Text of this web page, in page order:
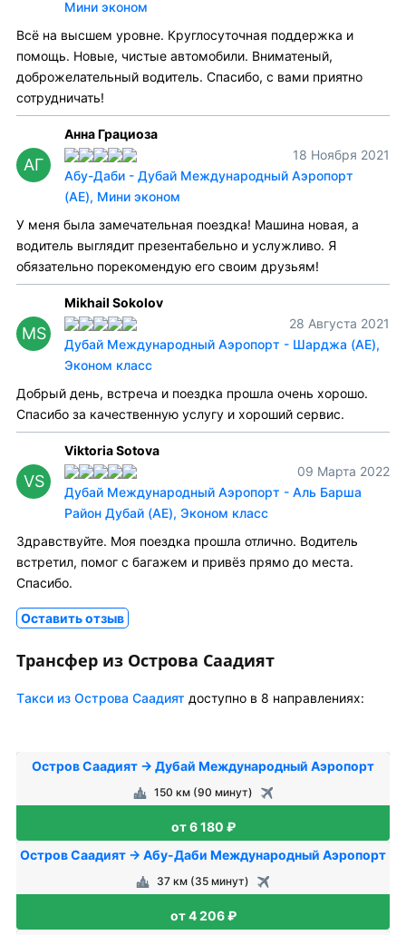
Мини эконом
Всё на высшем уровне. Круглосуточная поддержка и
помощь. Новые, чистые автомобили. Вниматеный,
доброжелательный водитель. Спасибо, с вами приятно
сотрудничать!
АГ
Анна Грациоза
18 Ноября 2021
Абу-Даби - Дубай Международный Аэропорт
(AE), Мини эконом
У меня была замечательная поездка! Машина новая, а
водитель выглядит презентабельно и услужливо. Я
обязательно порекомендую его своим друзьям!
MS
Mikhail Sokolov
28 Августа 2021
Дубай Международный Аэропорт - Шарджа (AE),
Эконом класс
Добрый день, встреча и поездка прошла очень хорошо.
Спасибо за качественную услугу и хороший сервис.
VS
Viktoria Sotova
09 Марта 2022
Дубай Международный Аэропорт - Аль Барша
Район Дубай (AE), Эконом класс
Здравствуйте. Моя поездка прошла отлично. Водитель
встретил, помог с багажем и привёз прямо до места.
Спасибо.
Оставить отзыв
Трансфер из Острова Саадият
Tакси из Острова Саадият доступно в 8 направлениях:
Остров Саадият → Дубай Международный Аэропорт
150 км (90 минут)
от 6 180 ₽
Остров Саадият → Абу-Даби Международный Аэропорт
37 км (35 минут)
от 4 206 ₽